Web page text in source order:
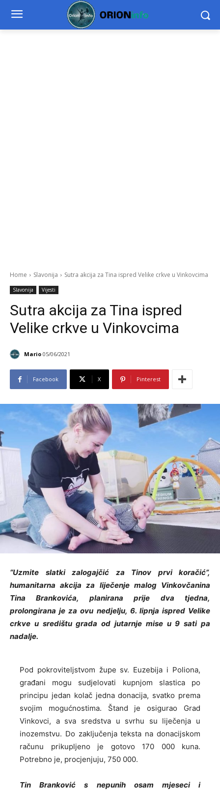
Home Slavonija Sutra akcija za Tina ispred Velike crkve u Vinkovcima
Slavonija Vijesti
Sutra akcija za Tina ispred
Velike crkve u Vinkovcima
Mario 05/06/2021
Facebook X Pinterest
“Uzmite slatki zalogajčić za Tinov prvi koračić”,
humanitarna akcija za liječenje malog Vinkovčanina
Tina Brankovića, planirana prije dva tjedna,
prolongirana je za ovu nedjelju, 6. lipnja ispred Velike
crkve u središtu grada od jutarnje mise u 9 sati pa
nadalje.
Pod pokroviteljstvom župe sv. Euzebija i Poliona,
građani mogu sudjelovati kupnjom slastica po
principu jedan kolač jedna donacija, svatko prema
svojim mogućnostima. Štand je osigurao Grad
Vinkovci, a sva sredstva u svrhu su liječenja u
inozemstvu. Do zaključenja teksta na donacijskom
računu prikupljeno je gotovo 170 000 kuna.
Potrebno je, procjenjuju, 750 000.
Tin Branković s nepunih osam mjeseci i